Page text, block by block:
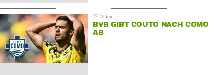
BVB GIBT COUTO NACH COMO
AB